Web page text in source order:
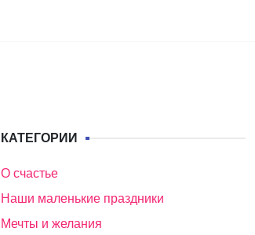
КАТЕГОРИИ
О счастье
Наши маленькие праздники
Мечты и желания